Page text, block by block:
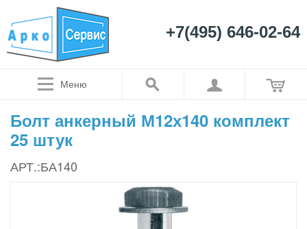
+7(495) 646-02-64
Меню
Болт анкерный М12х140 комплект
25 штук
АРТ.:БА140